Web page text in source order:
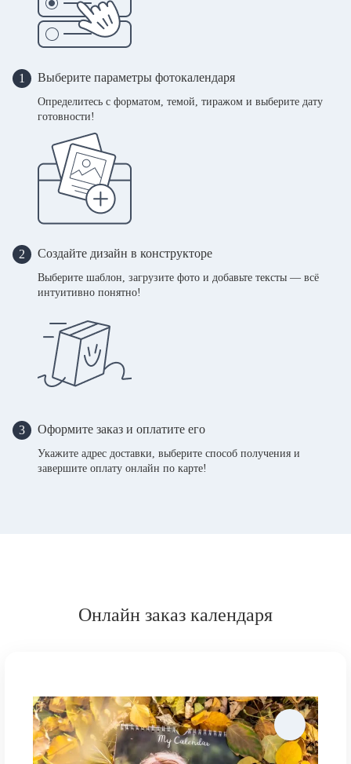
1 Выберите параметры фотокалендаря
Определитесь с форматом, темой, тиражом и выберите дату
готовности!
2 Создайте дизайн в конструкторе
Выберите шаблон, загрузите фото и добавьте тексты — всё
интуитивно понятно!
3 Оформите заказ и оплатите его
Укажите адрес доставки, выберите способ получения и
завершите оплату онлайн по карте!
Онлайн заказ календаря